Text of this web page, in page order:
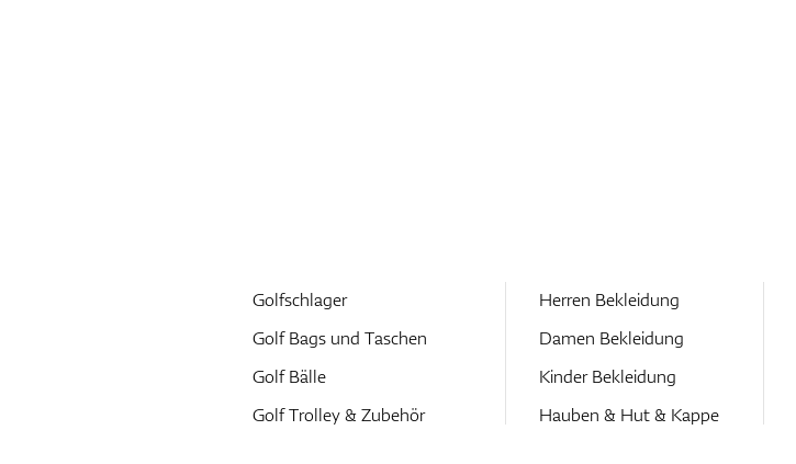
Golfschlager
Golf Bags und Taschen
Golf Bälle
Golf Trolley & Zubehör
Herren Bekleidung
Damen Bekleidung
Kinder Bekleidung
Hauben & Hut & Kappe